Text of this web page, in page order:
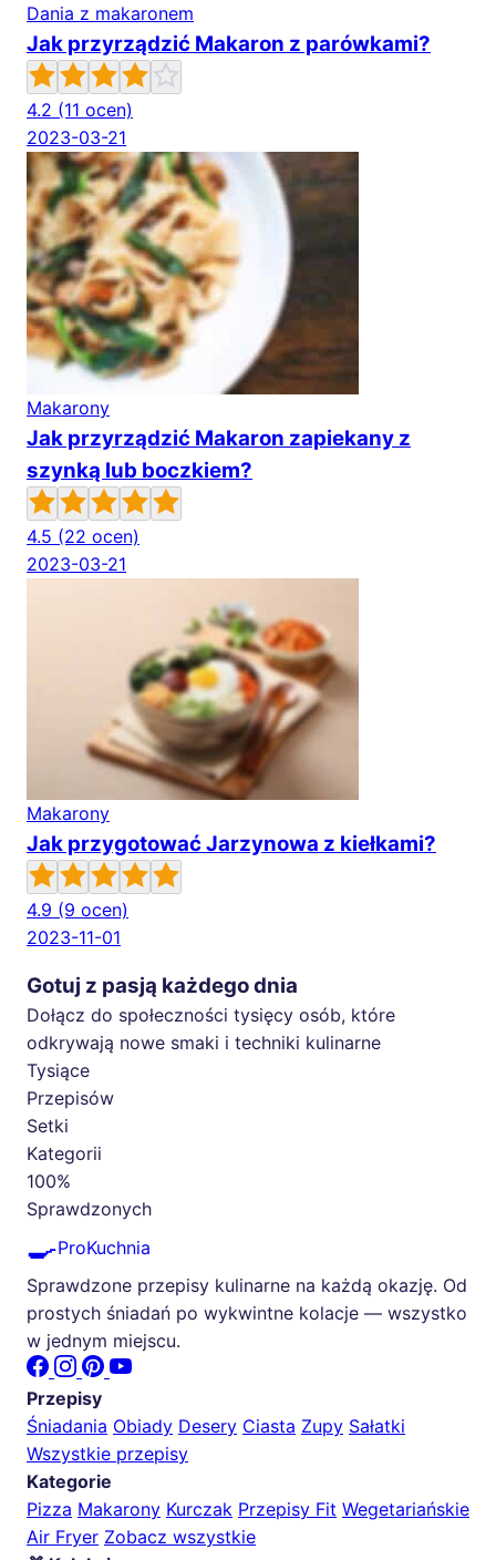
Dania z makaronem
Jak przyrządzić Makaron z parówkami?
4.2 (11 ocen)
2023-03-21
Makarony
Jak przyrządzić Makaron zapiekany z
szynką lub boczkiem?
4.5 (22 ocen)
2023-03-21
Makarony
Jak przygotować Jarzynowa z kiełkami?
4.9 (9 ocen)
2023-11-01
Gotuj z pasją każdego dnia
Dołącz do społeczności tysięcy osób, które
odkrywają nowe smaki i techniki kulinarne
Tysiące
Przepisów
Setki
Kategorii
100%
Sprawdzonych
🍳ProKuchnia
Sprawdzone przepisy kulinarne na każdą okazję. Od
prostych śniadań po wykwintne kolacje — wszystko
w jednym miejscu.
Przepisy
Śniadania Obiady Desery Ciasta Zupy Sałatki
Wszystkie przepisy
Kategorie
Pizza Makarony Kurczak Przepisy Fit Wegetariańskie
Air Fryer Zobacz wszystkie